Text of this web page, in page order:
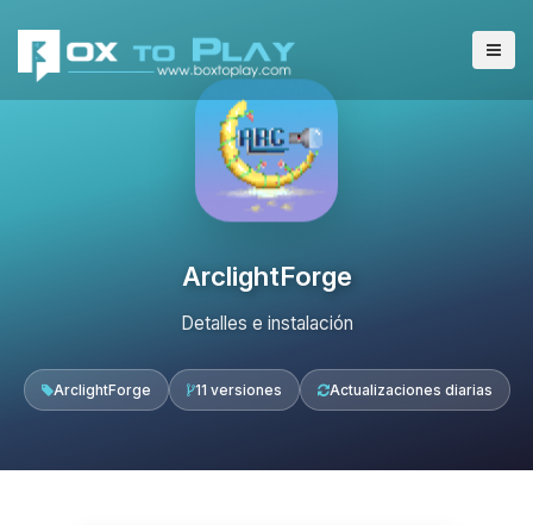
ArclightForge
Detalles e instalación
ArclightForge 11 versiones Actualizaciones diarias